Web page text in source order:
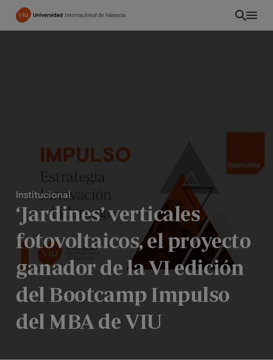
Pasar
Institucional
‘Jardines’ verticales
fotovoltaicos, el proyecto
ganador de la VI edición
del Bootcamp Impulso
del MBA de VIU